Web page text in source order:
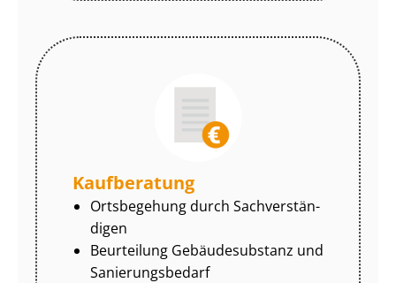
Kaufberatung
Ortsbegehung durch Sach­ver­stän­
di­gen
Beurteilung Gebäudesubstanz und
Sa­nie­rungs­be­darf